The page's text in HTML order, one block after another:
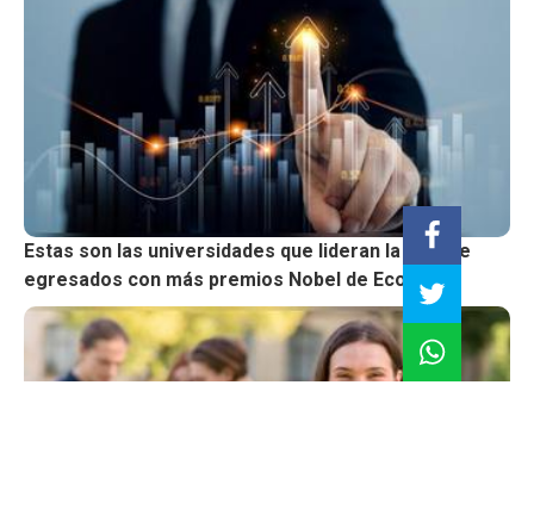
Estas son las universidades que lideran la lista de
egresados con más premios Nobel de Economía